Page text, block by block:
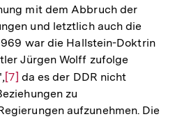
mit dem Abbruch der
und letztlich auch die
war die Hallstein-Doktrin
Jürgen Wolff zufolge
Zur
Auflösung
der
[7] da es der DDR nicht
zu
aufzunehmen. Die